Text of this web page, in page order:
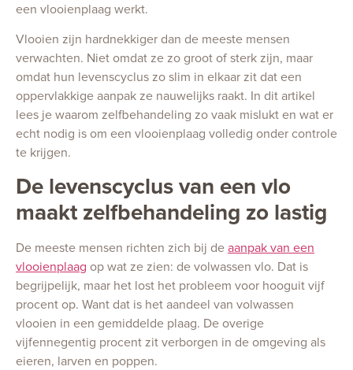
een vlooienplaag werkt.
Vlooien zijn hardnekkiger dan de meeste mensen
verwachten. Niet omdat ze zo groot of sterk zijn, maar
omdat hun levenscyclus zo slim in elkaar zit dat een
oppervlakkige aanpak ze nauwelijks raakt. In dit artikel
lees je waarom zelfbehandeling zo vaak mislukt en wat er
echt nodig is om een vlooienplaag volledig onder controle
te krijgen.
De levenscyclus van een vlo
maakt zelfbehandeling zo lastig
De meeste mensen richten zich bij de aanpak van een
vlooienplaag op wat ze zien: de volwassen vlo. Dat is
begrijpelijk, maar het lost het probleem voor hooguit vijf
procent op. Want dat is het aandeel van volwassen
vlooien in een gemiddelde plaag. De overige
vijfennegentig procent zit verborgen in de omgeving als
eieren, larven en poppen.